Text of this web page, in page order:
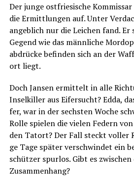
Der jun­ge ost­frie­si­sche
die Ermitt­lun­gen auf. Unter
angeb­lich nur die Lei­chen fand.
Gegend wie das männ­li­che
ab­drü­cke befin­den sich an der
ort liegt.
Doch Jan­sen ermit­telt in alle
Insel­kil­ler aus Eifer­sucht? Edda,
fer, war in der sechs­ten Woche
Rol­le spie­len die vie­len Federn
den Tat­ort? Der Fall steckt vol­ler
ge Tage spä­ter ver­schwin­det ein
schüt­zer spur­los. Gibt es
Zusammenhang?